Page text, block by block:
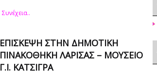
Συνέχεια..
ΕΠΊΣΚΕΨΗ ΣΤΗΝ ΔΗΜΟΤΙΚΉ
ΠΙΝΑΚΟΘΉΚΗ ΛΆΡΙΣΑΣ – ΜΟΥΣΕΊΟ
Γ.Ι. ΚΑΤΣΊΓΡΑ